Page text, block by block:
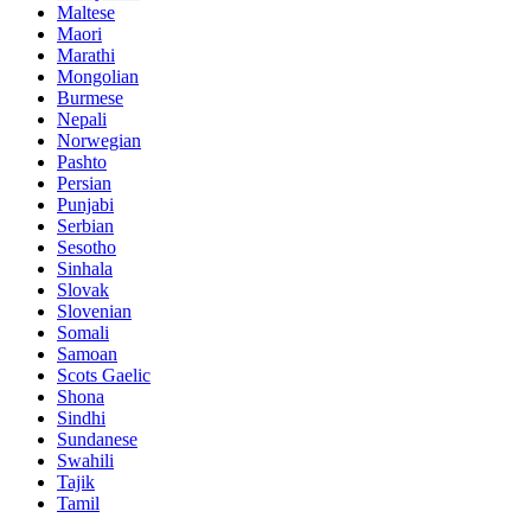
Maltese
Maori
Marathi
Mongolian
Burmese
Nepali
Norwegian
Pashto
Persian
Punjabi
Serbian
Sesotho
Sinhala
Slovak
Slovenian
Somali
Samoan
Scots Gaelic
Shona
Sindhi
Sundanese
Swahili
Tajik
Tamil